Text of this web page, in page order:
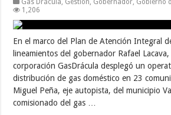
1,206
En el marco del Plan de Atención Integral
lineamientos del gobernador Rafael
corporación GasDrácula desplegó un
distribución de gas doméstico en 23
Miguel Peña, eje autopista, del municipio
comisionado del gas …